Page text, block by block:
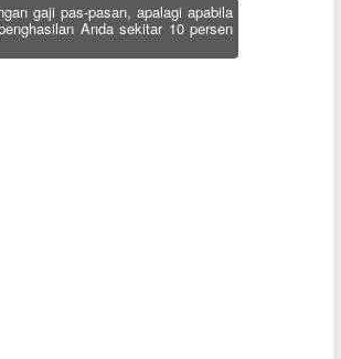
gaji pas-pasan, apalagi apabila
Anda sekitar 10 persen